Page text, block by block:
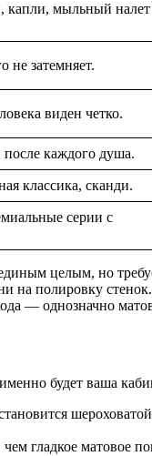
капли, мыльный налет
не затемняет.
виден четко.
каждого душа.
классика, сканди.
серии с
целым, но
полировку
— однозначно
будет ваша
гладкое матовое